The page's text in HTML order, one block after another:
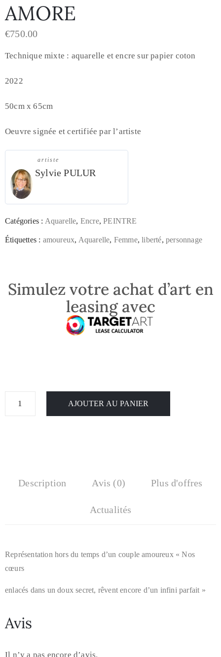
AMORE
€750.00
Technique mixte : aquarelle et encre sur papier coton
2022
50cm x 65cm
Oeuvre signée et certifiée par l’artiste
artiste
Sylvie PULUR
Catégories : Aquarelle, Encre,PEINTRE
Étiquettes : amoureux, Aquarelle, Femme,liberté,personnage
Simulez votre achat d’art en
leasing avec
AJOUTER AU PANIER
Description Avis (0) Plus d'offres
Actualités
Représentation hors du temps d’un couple amoureux « Nos
cœurs
enlacés dans un doux secret, rêvent encore d’un infini parfait »
Avis
Il n’y a pas encore d’avis.